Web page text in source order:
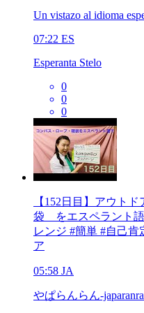
Un vistazo al idioma
07:22 ES
Esperanta Stelo
0
0
0
【152日目】アウト
袋 をエスペラント語
レンジ #簡単 #自己肯
ア
05:58 JA
やぱらんらん-